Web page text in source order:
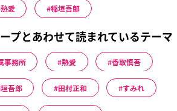
熱愛 稲垣吾郎
プとあわせて読まれているテーマ
事務所 熱愛 香取慎吾
吾郎 田村正和 すみれ